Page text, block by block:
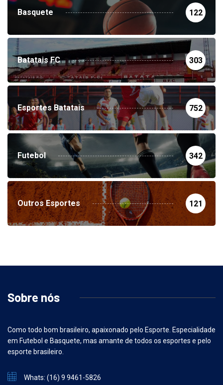
Basquete 122
Batatais FC 303
Esportes Batatais 752
Futebol 342
Outros Esportes 121
Sobre nós
Como todo bom brasileiro, apaixonado pelo Esporte. Especialidade
em Futebol e Basquete, mas amante de todos os esportes e pelo
esporte brasileiro.
Whats: (16) 9 9461-5826